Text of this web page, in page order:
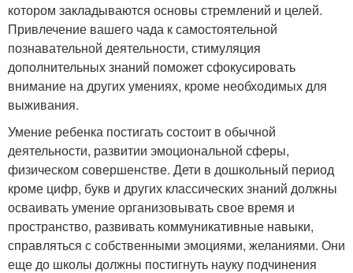
котором закладываются основы стремлений и целей.
Привлечение вашего чада к самостоятельной
познавательной деятельности, стимуляция
дополнительных знаний поможет сфокусировать
внимание на других умениях, кроме необходимых для
выживания.
Умение ребенка постигать состоит в обычной
деятельности, развитии эмоциональной сферы,
физическом совершенстве. Дети в дошкольный период
кроме цифр, букв и других классических знаний должны
осваивать умение организовывать свое время и
пространство, развивать коммуникативные навыки,
справляться с собственными эмоциями, желаниями. Они
еще до школы должны постигнуть науку подчинения